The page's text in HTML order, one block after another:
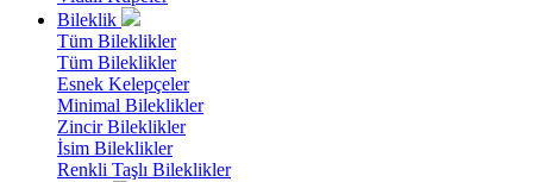
Bileklik
Tüm Bileklikler
Tüm Bileklikler
Esnek Kelepçeler
Minimal Bileklikler
Zincir Bileklikler
İsim Bileklikler
Renkli Taşlı Bileklikler